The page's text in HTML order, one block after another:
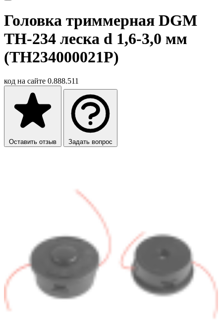
Головка триммерная DGM
TH-234 леска d 1,6-3,0 мм
(TH234000021P)
код на сайте 0.888.511
Оставить отзыв Задать вопрос